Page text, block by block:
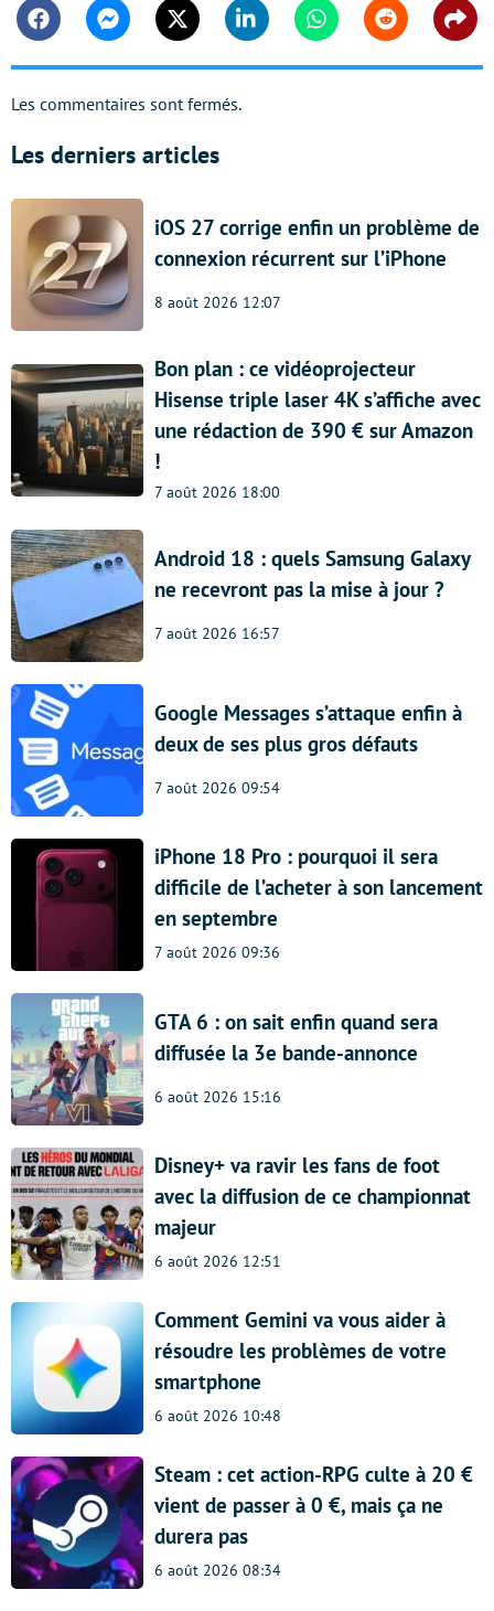
FacebookMessengerTwitter Linkedin WhatsappReddit
Les commentaires sont fermés.
Les derniers articles
iOS 27 corrige enfin un problème de
connexion récurrent sur l’iPhone
8 août 2026 12:07
Bon plan : ce vidéoprojecteur
Hisense triple laser 4K s’affiche avec
une rédaction de 390 € sur Amazon
!
7 août 2026 18:00
Android 18 : quels Samsung Galaxy
ne recevront pas la mise à jour ?
7 août 2026 16:57
Google Messages s’attaque enfin à
deux de ses plus gros défauts
7 août 2026 09:54
iPhone 18 Pro : pourquoi il sera
difficile de l’acheter à son lancement
en septembre
7 août 2026 09:36
GTA 6 : on sait enfin quand sera
diffusée la 3e bande-annonce
6 août 2026 15:16
Disney+ va ravir les fans de foot
avec la diffusion de ce championnat
majeur
6 août 2026 12:51
Comment Gemini va vous aider à
résoudre les problèmes de votre
smartphone
6 août 2026 10:48
Steam : cet action-RPG culte à 20 €
vient de passer à 0 €, mais ça ne
durera pas
6 août 2026 08:34